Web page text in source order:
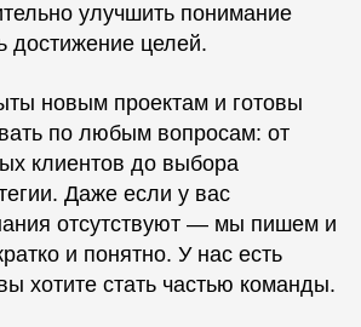
улучшить понимание
достижение целей.
новым проектам и готовы
по любым вопросам: от
клиентов до выбора
Даже если у вас
отсутствуют — мы пишем и
и понятно. У нас есть
хотите стать частью команды.